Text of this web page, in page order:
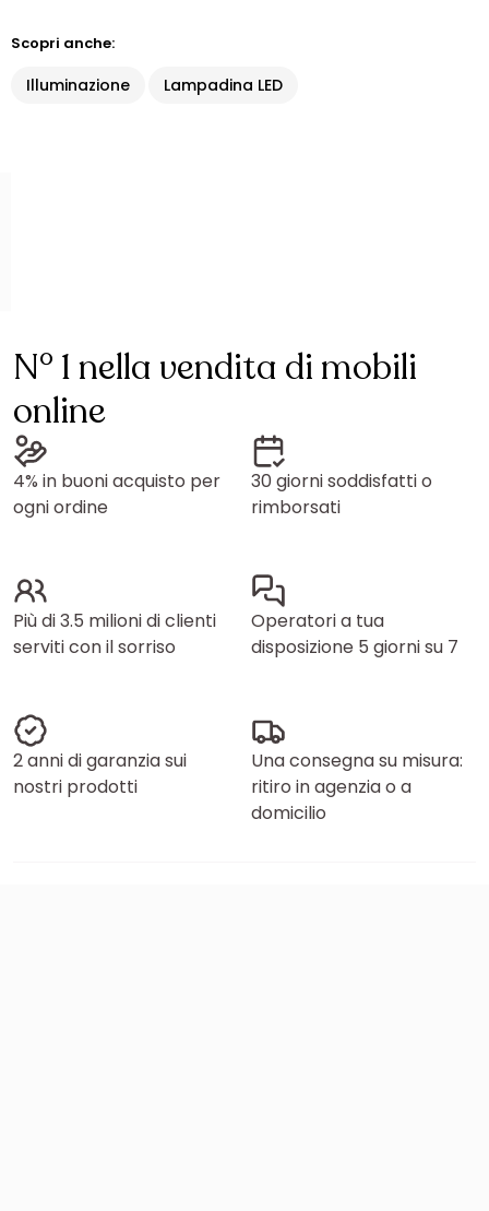
Scopri anche:
Illuminazione Lampadina LED
N° 1 nella vendita di mobili
online
4% in buoni acquisto per
ogni ordine
30 giorni soddisfatti o
rimborsati
Più di 3.5 milioni di clienti
serviti con il sorriso
Operatori a tua
disposizione 5 giorni su 7
2 anni di garanzia sui
nostri prodotti
Una consegna su misura:
ritiro in agenzia o a
domicilio